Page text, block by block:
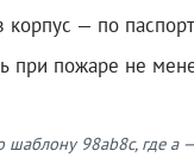
корпус — по
при пожаре не
шаблону 98ab8c, где a